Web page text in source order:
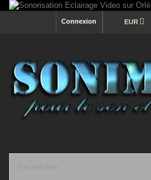
EUR
Connexion